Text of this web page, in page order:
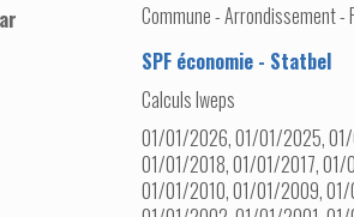
Commune - Arrondissement -
SPF économie - Statbel
Calculs Iweps
01/01/2026, 01/01/2025,
01/01/2018, 01/01/2017,
01/01/2010, 01/01/2009,